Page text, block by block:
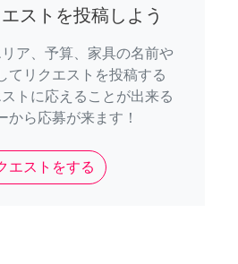
ストを投稿しよう
ア、予算、家具の名前や
てリクエストを投稿する
トに応えることが出来る
から応募が来ます！
エストをする